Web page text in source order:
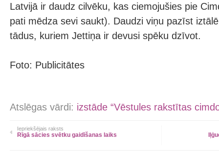
Latvijā ir daudz cilvēku, kas ciemojušies pie
pati mēdza sevi saukt). Daudzi viņu pazīst
tādus, kuriem Jettiņa ir devusi spēku dzīvot.
Foto: Publicitātes
Atslēgas vārdi: izstāde “Vēstules rakstītas
Iepriekšējais raksts
Rīgā sācies svētku gaidīšanas laiks